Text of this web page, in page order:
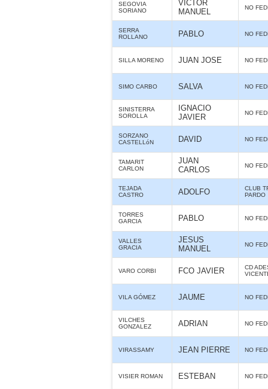
SEGOVIA
SORIANO
VICTOR
MANUEL
NO
SERRA
ROLLANO
PABLO NO
SILLA MORENO JUAN JOSE NO
SIMO CARBO SALVA NO
SINISTERRA
SOROLLA
IGNACIO
JAVIER
NO
SORZANO
CASTELLóN
DAVID NO
TAMARIT
CARLON
JUAN
CARLOS
NO
TEJADA
CASTRO
ADOLFO
CLUB
PARDO
TORRES
GARCIA
PABLO NO
VALLES
GRACIA
JESUS
MANUEL
NO
VARO CORBI FCO JAVIER
CD
VILA GÓMEZ JAUME NO
VILCHES
GONZALEZ
ADRIAN NO
VIRASSAMY JEAN PIERRE NO
VISIER ROMAN ESTEBAN NO